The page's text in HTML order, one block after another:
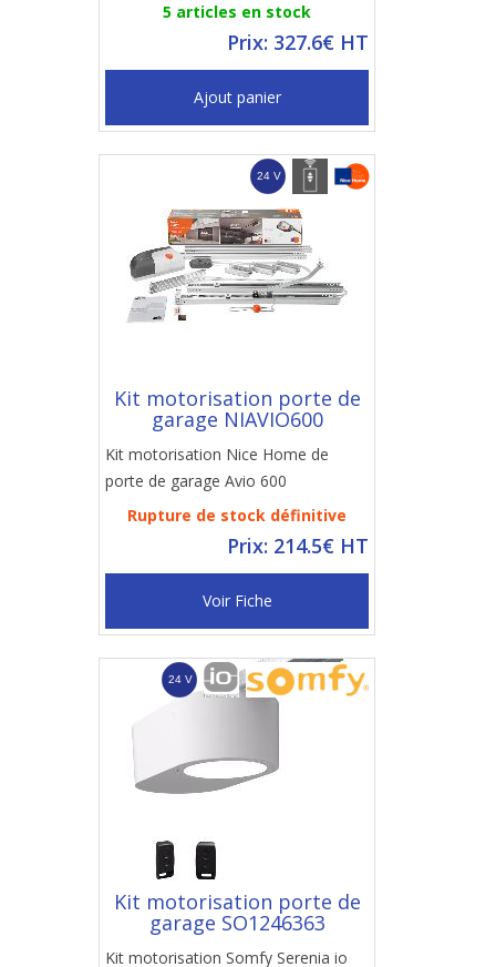
5 articles en stock
Prix: 327.6€ HT
Ajout panier
Kit motorisation porte de
garage NIAVIO600
Kit motorisation Nice Home de
porte de garage Avio 600
Rupture de stock définitive
Prix: 214.5€ HT
Voir Fiche
Kit motorisation porte de
garage SO1246363
Kit motorisation Somfy Serenia io